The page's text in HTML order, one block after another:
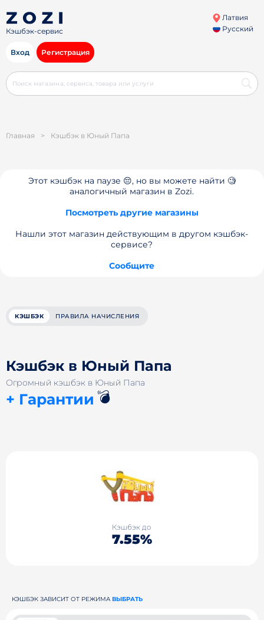
Кэшбэк-сервис
Латвия
Русский
Вход Регистрация
Главная > Кэшбэк в Юный Папа
Этот кэшбэк на паузе 😔, но вы можете найти 🧐
аналогичный магазин в Zozi.
Посмотреть другие магазины
Нашли этот магазин действующим в другом кэшбэк-
сервисе?
Сообщите
КЭШБЭК ПРАВИЛА НАЧИСЛЕНИЯ
Кэшбэк в Юный Папа
Огромный кэшбэк в Юный Папа
+ Гарантии 💣
Кэшбэк до
7.55%
КЭШБЭК ЗАВИСИТ ОТ РЕЖИМА ВЫБРАТЬ